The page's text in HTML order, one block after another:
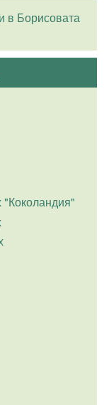
в Борисовата
"Коколандия"